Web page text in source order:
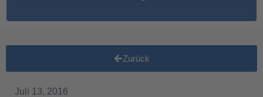
Zurück
Juli 13, 2016